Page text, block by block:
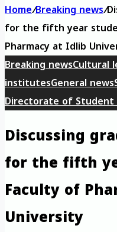
Home/Breaking news/
for the fifth year
Pharmacy at Idlib
Breaking newsCultural
institutesGeneral news
Directorate of
Discussing
for the fifth
Faculty of
University